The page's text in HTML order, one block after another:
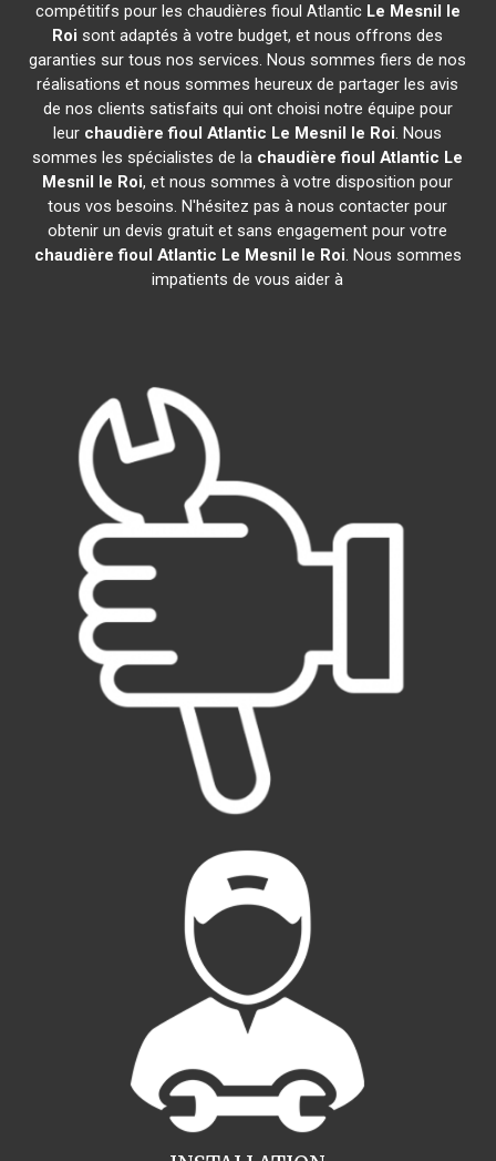
compétitifs pour les chaudières fioul Atlantic Le Mesnil le
Roi sont adaptés à votre budget, et nous offrons des
garanties sur tous nos services. Nous sommes fiers de nos
réalisations et nous sommes heureux de partager les avis
de nos clients satisfaits qui ont choisi notre équipe pour
leur chaudière fioul Atlantic Le Mesnil le Roi. Nous
sommes les spécialistes de la chaudière fioul Atlantic Le
Mesnil le Roi, et nous sommes à votre disposition pour
tous vos besoins. N'hésitez pas à nous contacter pour
obtenir un devis gratuit et sans engagement pour votre
chaudière fioul Atlantic Le Mesnil le Roi. Nous sommes
impatients de vous aider à